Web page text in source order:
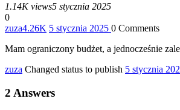
1.14K views5 stycznia 2025
0
zuza4.26K 5 stycznia 2025 0 Comments
Mam ograniczony budżet, a jednocześnie
zuza Changed status to publish 5 stycznia
2 Answers